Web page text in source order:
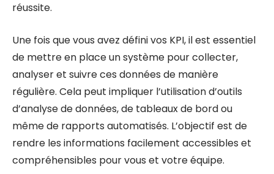
réussite.
Une fois que vous avez défini vos KPI, il est essentiel
de mettre en place un système pour collecter,
analyser et suivre ces données de manière
régulière. Cela peut impliquer l’utilisation d’outils
d’analyse de données, de tableaux de bord ou
même de rapports automatisés. L’objectif est de
rendre les informations facilement accessibles et
compréhensibles pour vous et votre équipe.